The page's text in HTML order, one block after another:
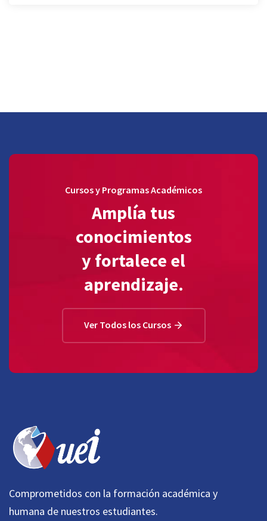
Cursos y Programas Académicos
Amplía tus
conocimientos
y fortalece el
aprendizaje.
Ver Todos los Cursos
Comprometidos con la formación académica y
humana de nuestros estudiantes.